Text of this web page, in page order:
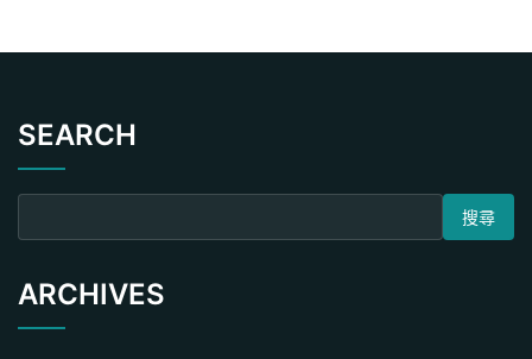
SEARCH
搜尋關鍵字:
ARCHIVES